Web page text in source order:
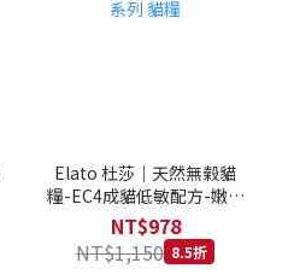
Elato 杜莎｜天然無榖貓
糧-EC4成貓低敏配方-嫩羊
野鹿 1.5kg｜杜莎 天然無
榖貓糧系列 貓糧
NT$978
NT$1,150 8.5折